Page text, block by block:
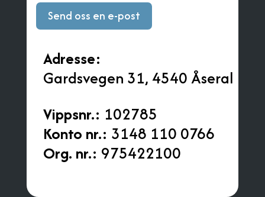
Send oss en e-post
Adresse:
Gardsvegen 31, 4540 Åseral
Vippsnr.: 102785
Konto nr.: 3148 110 0766
Org. nr.: 975422100